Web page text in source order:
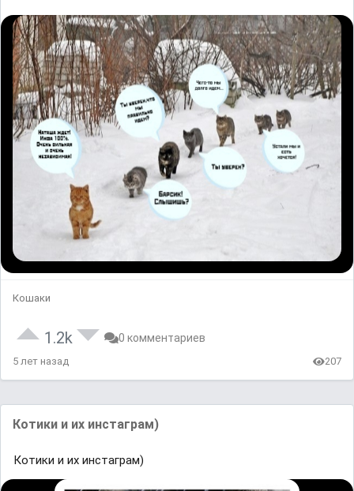
Кошаки
1.2k 0 комментариев
5 лет назад 207
Котики и их инстаграм)
Котики и их инстаграм)